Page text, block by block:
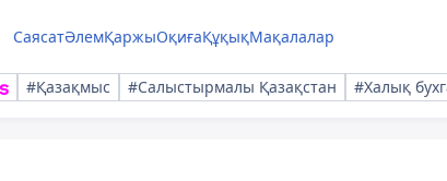
СаясатӘлемҚаржыОқиғаҚұқықМақалалар
#Қазақмыс #Салыстырмалы Қазақстан #Халық